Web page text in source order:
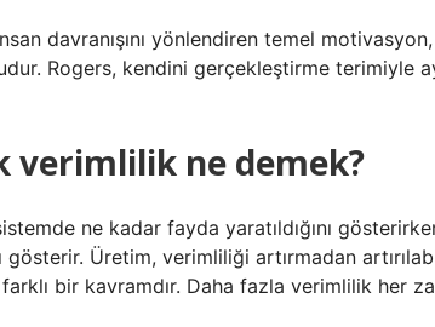
davranışını yönlendiren temel
Rogers, kendini gerçekleştirme terimiyle
verimlilik ne demek?
ne kadar fayda yaratıldığını
gösterir. Üretim, verimliliği artırmadan
bir kavramdır. Daha fazla verimlilik her